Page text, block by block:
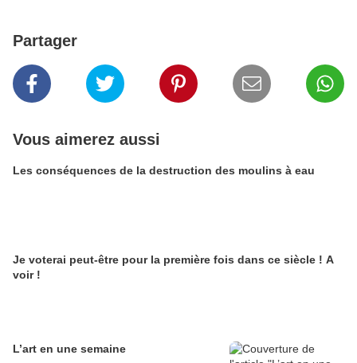
Partager
Vous aimerez aussi
Les conséquences de la destruction des moulins à eau
Je voterai peut-être pour la première fois dans ce siècle ! A
voir !
L’art en une semaine